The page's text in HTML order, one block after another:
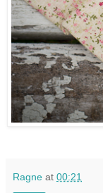
Ragne at 00:21